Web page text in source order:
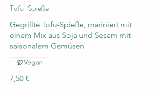
Tofu-Spieße
Gegrillte Tofu-Spieße, mariniert mit
einem Mix aus Soja und Sesam mit
saisonalem Gemüsen
7,50 €
Vegan